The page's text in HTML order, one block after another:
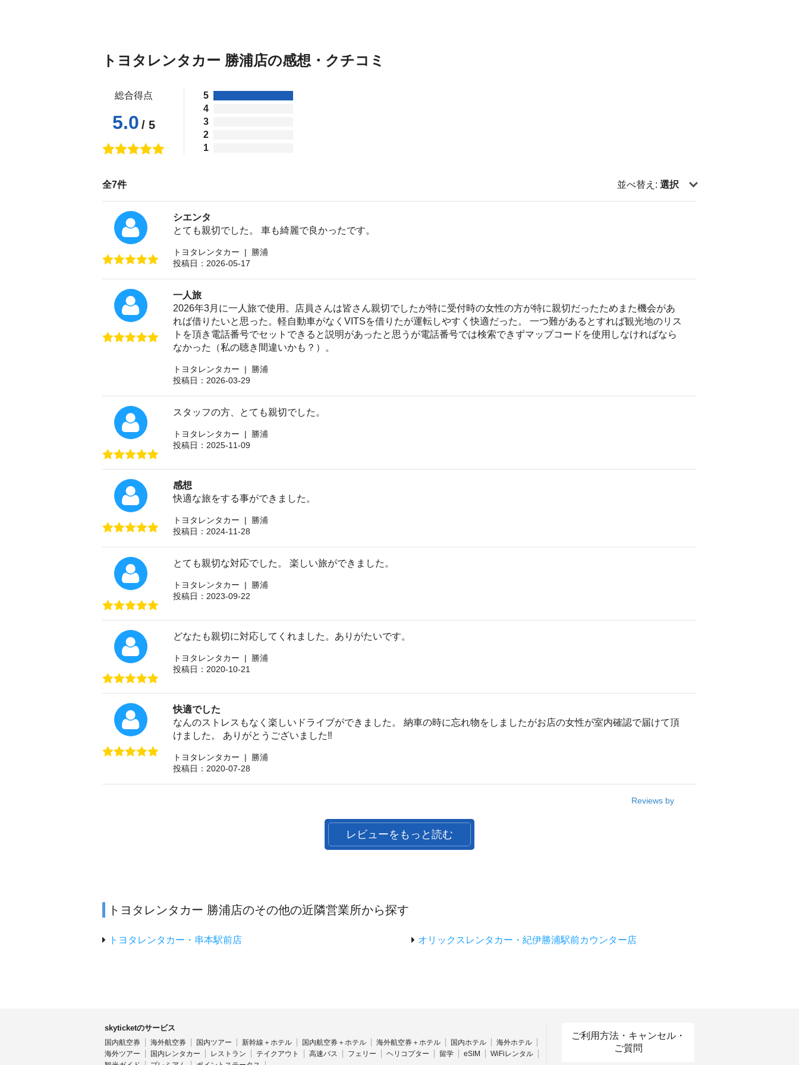
トヨタレンタカー 勝浦店の感想・クチコミ
総合得点
5.0 / 5
5
4
3
2
1
全7件 並べ替え: 選択
シエンタ
とても親切でした。 車も綺麗で良かったです。
トヨタレンタカー | 勝浦
投稿日：2026-05-17
一人旅
2026年3月に一人旅で使用。店員さんは皆さん親切でしたが特に受付時の女性の方が特に親切だったためまた機会があ
れば借りたいと思った。軽自動車がなくVITSを借りたが運転しやすく快適だった。 一つ難があるとすれば観光地のリス
トを頂き電話番号でセットできると説明があったと思うが電話番号では検索できずマップコードを使用しなければなら
なかった（私の聴き間違いかも？）。
トヨタレンタカー | 勝浦
投稿日：2026-03-29
スタッフの方、とても親切でした。
トヨタレンタカー | 勝浦
投稿日：2025-11-09
感想
快適な旅をする事ができました。
トヨタレンタカー | 勝浦
投稿日：2024-11-28
とても親切な対応でした。 楽しい旅ができました。
トヨタレンタカー | 勝浦
投稿日：2023-09-22
どなたも親切に対応してくれました。ありがたいです。
トヨタレンタカー | 勝浦
投稿日：2020-10-21
快適でした
なんのストレスもなく楽しいドライブができました。 納車の時に忘れ物をしましたがお店の女性が室内確認で届けて頂
けました。 ありがとうございました‼️
トヨタレンタカー | 勝浦
投稿日：2020-07-28
Reviews by
レビューをもっと読む
トヨタレンタカー 勝浦店のその他の近隣営業所から探す
トヨタレンタカー・串本駅前店 オリックスレンタカー・紀伊勝浦駅前カウンター店